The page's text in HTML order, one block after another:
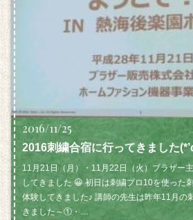
2016/11/25
2016刺繍合宿に行ってきました
11月21日（月）・11月22日（火）ブラザー
してきました 😀 初日は刺繍プロ10を使った
体験してきました♪ 講師の先生は昨年11月の
きました～①・…